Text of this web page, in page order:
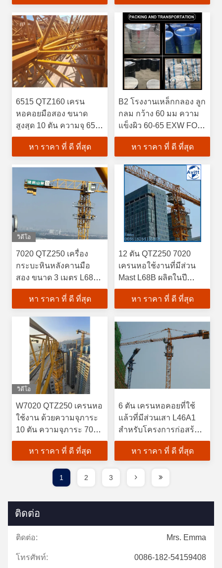
6515 QTZ160 เครน
หอคอยมือสอง ขนาด
สูงสุด 10 ตัน ความจุ 65
เมตร ความสูง 46 เมตร
หา ราคา ที่ ดี ที่สุด
B2 โรงงานเหล็กกลอง ลูก
กลม กว้าง 60 มม ความ
แข็งผิว 60-65 EXW FOB
CIF
หา ราคา ที่ ดี ที่สุด
วิดีโอ
7020 QTZ250 เครื่อง
กระบะหินหลังคานมือ
สอง ขนาด 3 เมตร L68B
ช่องเสา EXW FOB CIF
CPTหา ราคา ที่ ดี ที่สุด
12 ตัน QTZ250 7020
เครนหอใช้งานที่มีส่วน
Mast L68B ผลิตในปี
2019
หา ราคา ที่ ดี ที่สุด
วิดีโอ
W7020 QTZ250 เครนหอ
ใช้งาน ด้วยความจุภาระ
10 ตัน ความจุภาระ 70
เมตร
หา ราคา ที่ ดี ที่สุด
6 ตัน เครนหอคอยที่ใช้
แล้วที่มีส่วนเสา L46A1
สําหรับโครงการก่อสร้าง
ชั้น 11
หา ราคา ที่ ดี ที่สุด
1 2 3
ติดต่อ
ติดต่อ: Mrs. Emma
โทรศัพท์: 0086-182-54159408